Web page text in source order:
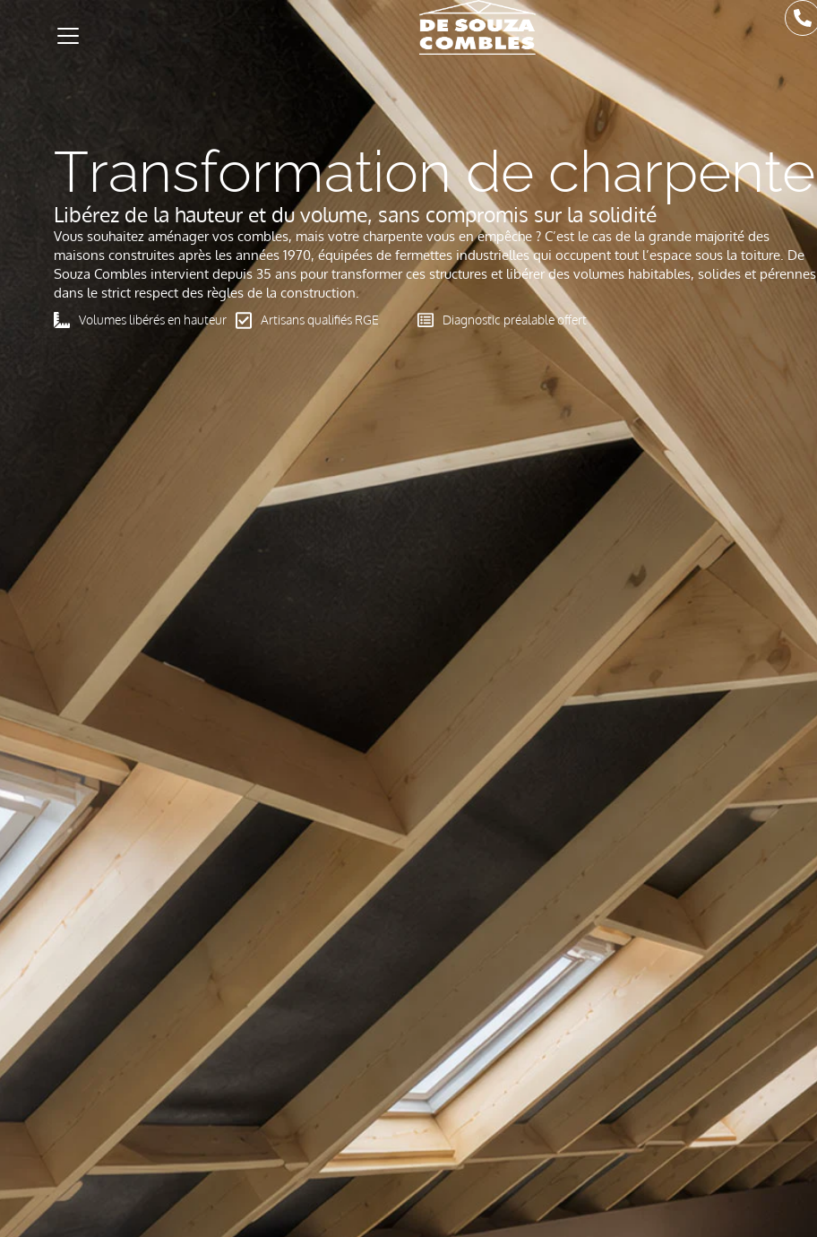
Transformation de charpente
Libérez de la hauteur et du volume, sans compromis sur la solidité
Vous souhaitez aménager vos combles, mais votre charpente vous en empêche ? C’est le cas de la grande majorité des
maisons construites après les années 1970, équipées de fermettes industrielles qui occupent tout l’espace sous la toiture. De
Souza Combles intervient depuis 35 ans pour transformer ces structures et libérer des volumes habitables, solides et pérennes
dans le strict respect des règles de la construction.
Volumes libérés en hauteur Artisans qualifiés RGE Diagnostic préalable offert